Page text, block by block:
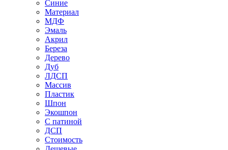
Синие
Материал
МДФ
Эмаль
Акрил
Береза
Дерево
Дуб
ЛДСП
Массив
Пластик
Шпон
Экошпон
С патиной
ДСП
Стоимость